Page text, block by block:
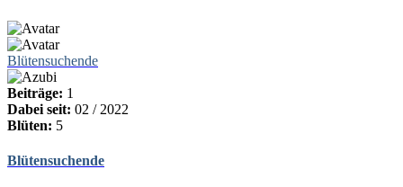
Blütensuchende
Beiträge: 1
Dabei seit: 02 / 2022
Blüten: 5
Blütensuchende